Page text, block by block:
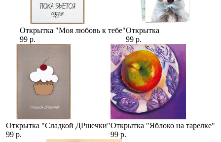
Открытка "Моя любовь к тебе"
99 р.
Открытка
99 р.
Открытка "Сладкой ДРшечки"
99 р.
Открытка "Яблоко на тарелке"
99 р.